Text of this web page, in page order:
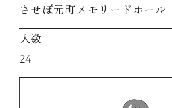
お問合わせ
させぼ元町メモリードホール
人数
24